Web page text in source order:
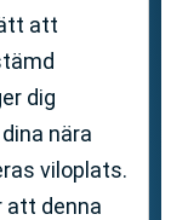
att
dig
nära
viloplats.
att denna